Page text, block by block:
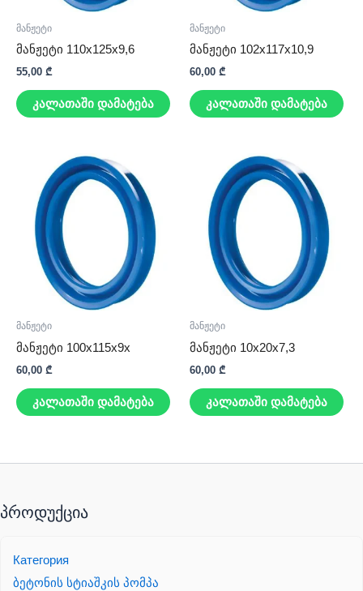
მანჟეტი
მანჟეტი 110x125x9,6
55,00 ₾
კალათაში დამატება
მანჟეტი
მანჟეტი 102x117x10,9
60,00 ₾
კალათაში დამატება
მანჟეტი
მანჟეტი 100x115x9x
60,00 ₾
კალათაში დამატება
მანჟეტი
მანჟეტი 10x20x7,3
60,00 ₾
კალათაში დამატება
პროდუქცია
Категория
ბეტონის სტიაშკის პომპა